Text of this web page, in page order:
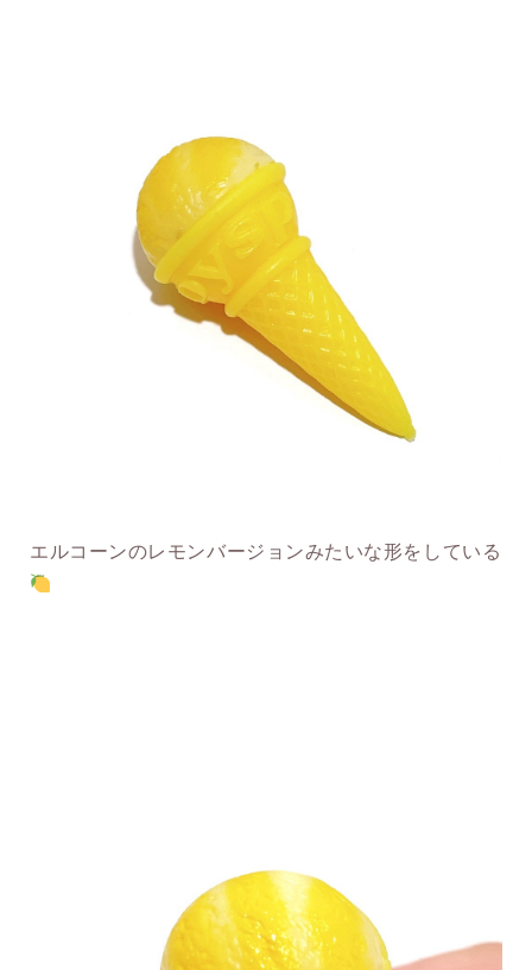
エルコーンのレモンバージョンみたいな形をしている